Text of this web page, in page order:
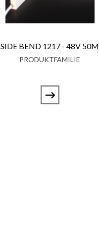
SIDE BEND 1217 - 48V 50M
PRODUKTFAMILIE